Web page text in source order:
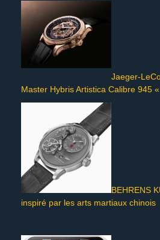
Jaeger-
Master Hybris Artistica Calibre 945
BEHRENS
inspiré par les arts martiaux chinois